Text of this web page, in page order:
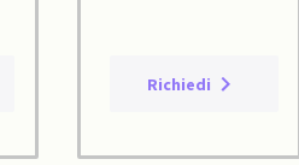
Richiedi